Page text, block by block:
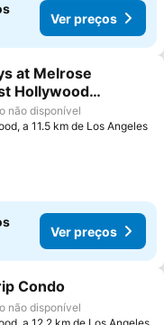
Ver preços
aos favoritos
at Melrose
Hollywood
suite
não disponível
a 11.5 km de Los Angeles
Ver preços
aos favoritos
Condo
não disponível